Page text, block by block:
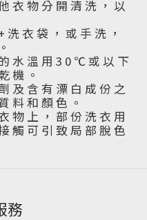
衣 物 分 開 清 洗 ， 以
衣 袋 ， 或 手 洗 ，
水 溫 用 3 0 ℃ 或 以 下
機 。
及 含 有 漂 白 成 份 之
料 和 顏 色 。
物 上 ， 部 份 洗 衣 用
觸 可 引 致 局 部 脫 色
務